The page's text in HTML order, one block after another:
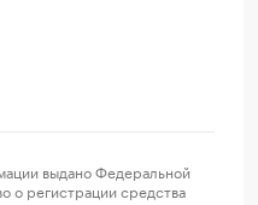
выдано Федеральной
о регистрации средства